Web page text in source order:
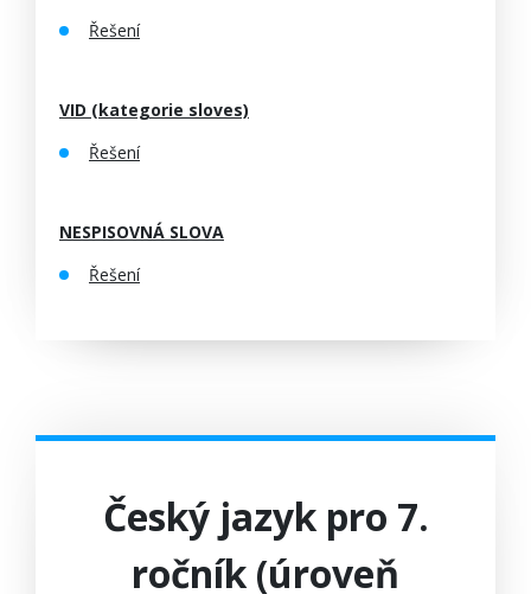
Řešení
VID (kategorie sloves)
Řešení
NESPISOVNÁ SLOVA
Řešení
Český jazyk pro 7.
ročník (úroveň